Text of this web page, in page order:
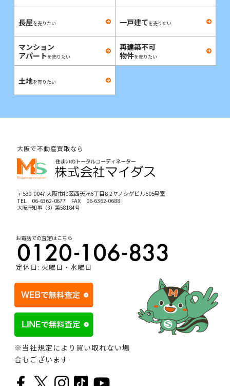
長屋を売りたい 一戸建てを売りたい
マンション
アパートを売りたい
再建築不可
物件を売りたい
土地を売りたい
大阪で不動産買取なら
〒530-0047 大阪市北区西天満6丁目8-2ヤノシゲビル505号室
TEL 06-6362-0677FAX 06-6362-0688
大阪府知事（3）第58184号
お電話での査定はこちら
定休日: 火曜日・水曜日
※当社規定により買い取れない場
合もございます